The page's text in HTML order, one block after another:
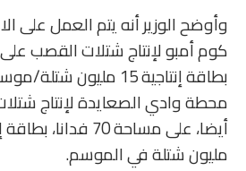
وأوضح الوزير أنه يتم العمل على
بطاقة إنتاجية 15
محطة وادي الصعايدة لإنتاج
مليون شتلة في الموسم.